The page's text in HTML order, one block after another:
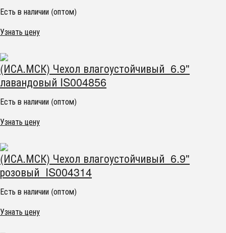
Есть в наличии (оптом)
Узнать цену
(ИСА.МСК) Чехол влагоустойчивый 6.9"
лавандовый IS004856
Есть в наличии (оптом)
Узнать цену
(ИСА.МСК) Чехол влагоустойчивый 6.9"
розовый IS004314
Есть в наличии (оптом)
Узнать цену